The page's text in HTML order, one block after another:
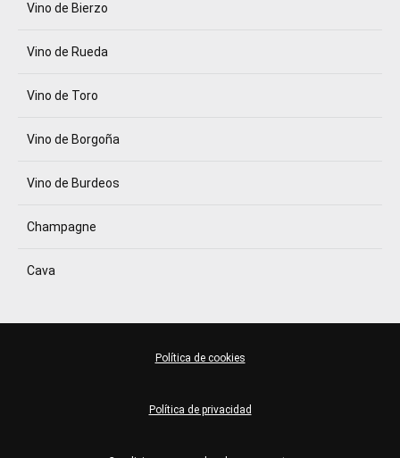
Vino de Bierzo
Vino de Rueda
Vino de Toro
Vino de Borgoña
Vino de Burdeos
Champagne
Cava
Política de privacidad
Política de cookies